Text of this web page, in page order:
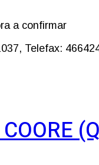
a confirmar
Telefax: